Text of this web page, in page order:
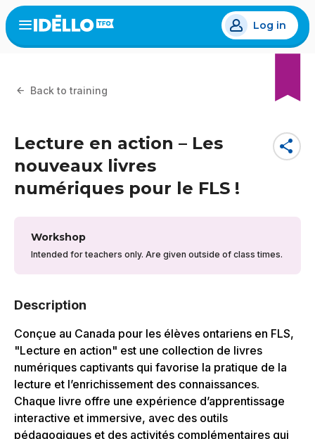
Skip
to
main
Open
menu
Log in
Back to training
Lecture en action – Les
nouveaux livres
numériques pour le FLS !
share
Workshop
Intended for teachers only. Are given outside of class times.
Description
Conçue au Canada pour les élèves ontariens en FLS,
"Lecture en action" est une collection de livres
numériques captivants qui favorise la pratique de la
lecture et l’enrichissement des connaissances.
Chaque livre offre une expérience d’apprentissage
interactive et immersive, avec des outils
pédagogiques et des activités complémentaires qui